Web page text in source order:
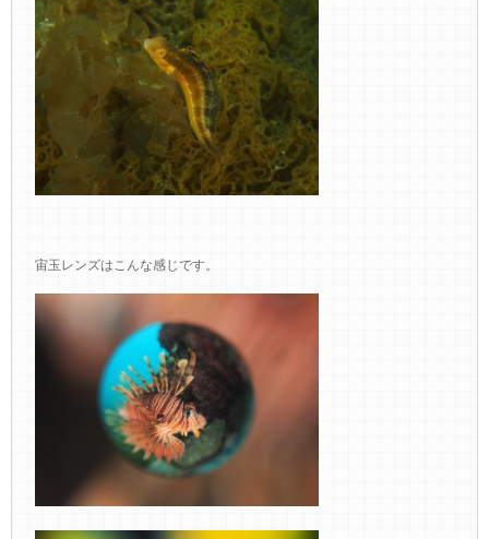
宙玉レンズはこんな感じです。